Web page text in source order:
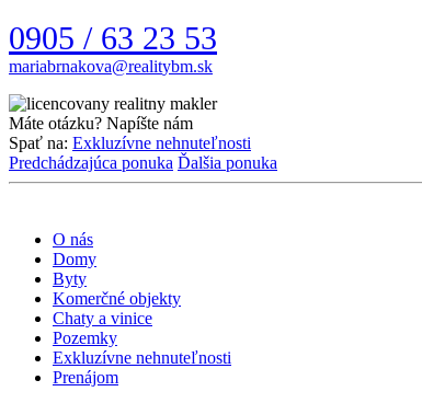
0905 / 63 23 53
Máte otázku? Napíšte nám
Spať na: Exkluzívne nehnuteľnosti
Predchádzajúca ponuka Ďalšia ponuka
O nás
Domy
Byty
Komerčné objekty
Chaty a vinice
Pozemky
Exkluzívne nehnuteľnosti
Prenájom